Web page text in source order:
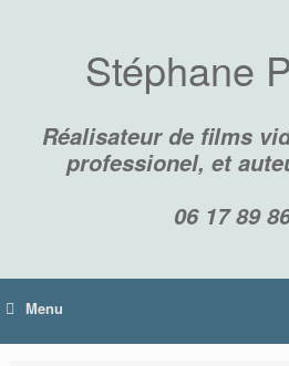
Stéphane
Réalisateur de films
professionel, et
06 17 89
Menu